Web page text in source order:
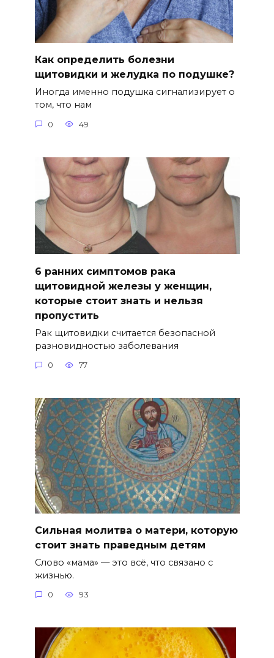
Как определить болезни
щитовидки и желудка по подушке?
Иногда именно подушка сигнализирует о
том, что нам
0 49
6 ранних симптомов рака
щитовидной железы у женщин,
которые стоит знать и нельзя
пропустить
Рак щитовидки считается безопасной
разновидностью заболевания
0 77
Сильная молитва о матери, которую
стоит знать праведным детям
Слово «мама» — это всё, что связано с
жизнью.
0 93